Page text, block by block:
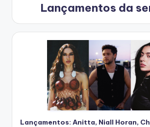
Lançamentos da
Lançamentos: Anitta, Niall Horan,